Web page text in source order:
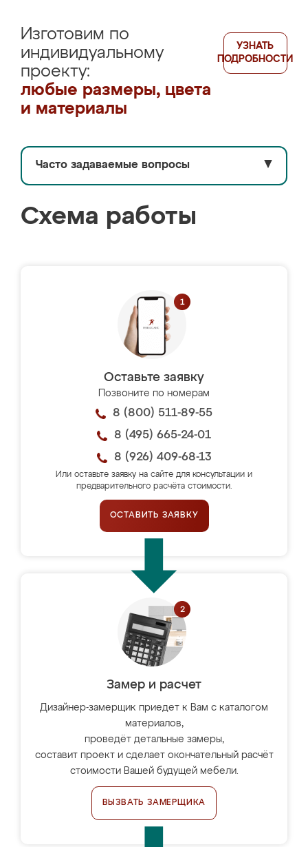
Изготовим по
индивидуальному
проекту:
любые размеры, цвета
и материалы
УЗНАТЬ
ПОДРОБНОСТИ
Часто задаваемые вопросы ▼
Схема работы
Оставьте заявку
Позвоните по номерам
8 (800) 511-89-55
8 (495) 665-24-01
8 (926) 409-68-13
Или оставьте заявку на сайте для консультации и
предварительного расчёта стоимости.
ОСТАВИТЬ ЗАЯВКУ
Замер и расчет
Дизайнер-замерщик приедет к Вам с каталогом
материалов,
проведёт детальные замеры,
составит проект и сделает окончательный расчёт
стоимости Вашей будущей мебели.
ВЫЗВАТЬ ЗАМЕРЩИКА